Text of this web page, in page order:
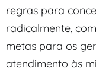
regras para
radicalmente,
metas para os
atendimento às